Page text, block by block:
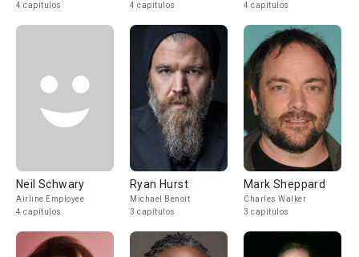
4 capítulos
4 capítulos
4 capítulos
Neil Schwary
Airline Employee
4 capítulos
Ryan Hurst
Michael Benoit
3 capítulos
Mark Sheppard
Charles Walker
3 capítulos